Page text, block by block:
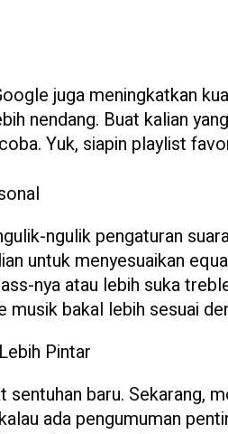
juga meningkatkan
nendang. Buat kalian
Yuk, siapin playlist
ngulik pengaturan
untuk menyesuaikan
nya atau lebih suka
musik bakal lebih sesuai
Pintar
sentuhan baru. Sekarang,
ada pengumuman